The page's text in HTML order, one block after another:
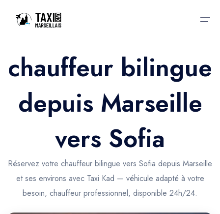
Accueil
Nos services
Nos services
Trajet Gare SNCF
Trajet Port croisière
Trajet Séminaire
Trajet Santé
Taxis aéroport
Réservation
Actualités & évènements
Contactez-nous
chauffeur bilingue
depuis Marseille
vers Sofia
Réservez votre chauffeur bilingue vers Sofia depuis Marseille
et ses environs avec Taxi Kad — véhicule adapté à votre
besoin, chauffeur professionnel, disponible 24h/24.